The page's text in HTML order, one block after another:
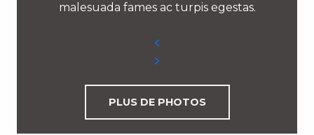
malesuada fames ac turpis egestas.
PLUS DE PHOTOS